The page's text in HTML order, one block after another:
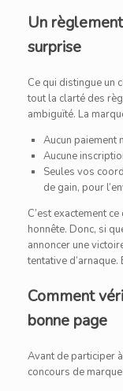
Un
surprise
Ce qui distingue un
tout la clarté des
ambiguïté. La
Aucun paiement
Aucune
Seules vos
de gain, pour
C’est exactement
honnête. Donc, si
annoncer une
tentative
Comment
bonne page
Avant de participer
concours de